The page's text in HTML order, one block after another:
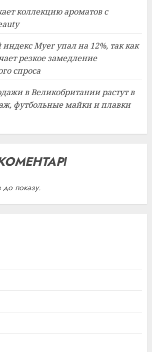
коллекцию ароматов с
Myer упал на 12%, так как
резкое замедление
спроса
в Великобритании растут в
футбольные майки и плавки
до показу.